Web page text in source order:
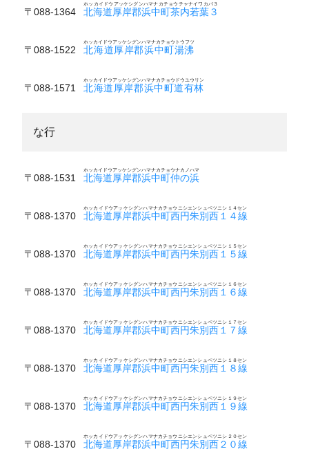
〒088-1364 北海道厚岸郡浜中町茶内若葉３
ホッカイドウアッケシグンハマナカチョウチャナイワカバ３
〒088-1522 北海道厚岸郡浜中町湯沸
ホッカイドウアッケシグンハマナカチョウトウフツ
〒088-1571 北海道厚岸郡浜中町道有林
ホッカイドウアッケシグンハマナカチョウドウユウリン
な行
〒088-1531 北海道厚岸郡浜中町仲の浜
ホッカイドウアッケシグンハマナカチョウナカノハマ
〒088-1370 北海道厚岸郡浜中町西円朱別西１４線
ホッカイドウアッケシグンハマナカチョウニシエンシュベツニシ１４セン
〒088-1370 北海道厚岸郡浜中町西円朱別西１５線
ホッカイドウアッケシグンハマナカチョウニシエンシュベツニシ１５セン
〒088-1370 北海道厚岸郡浜中町西円朱別西１６線
ホッカイドウアッケシグンハマナカチョウニシエンシュベツニシ１６セン
〒088-1370 北海道厚岸郡浜中町西円朱別西１７線
ホッカイドウアッケシグンハマナカチョウニシエンシュベツニシ１７セン
〒088-1370 北海道厚岸郡浜中町西円朱別西１８線
ホッカイドウアッケシグンハマナカチョウニシエンシュベツニシ１８セン
〒088-1370 北海道厚岸郡浜中町西円朱別西１９線
ホッカイドウアッケシグンハマナカチョウニシエンシュベツニシ１９セン
〒088-1370 北海道厚岸郡浜中町西円朱別西２０線
ホッカイドウアッケシグンハマナカチョウニシエンシュベツニシ２０セン